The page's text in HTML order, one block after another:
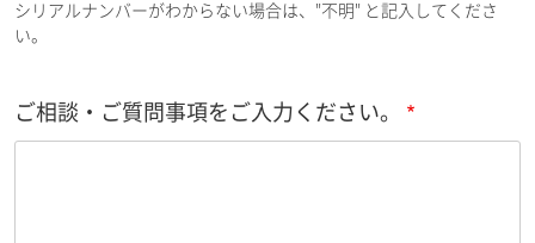
シリアルナンバーがわからない場合は、"不明" と記入してくださ
い。
ご相談・ご質問事項をご入力ください。